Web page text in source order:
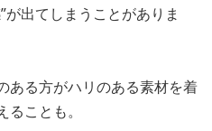
が出てしまうことがありま
ある方がハリのある素材を着
ことも。